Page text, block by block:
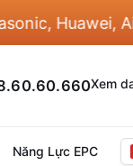
Aiko,
Xem
Năng Lực EPC